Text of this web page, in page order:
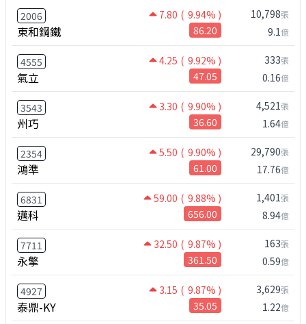
2006 7.80 ( 9.94% )
東和鋼鐵 86.20
10,798張
9.1億
4555 4.25 ( 9.92% )
氣立 47.05
333張
0.16億
3543 3.30 ( 9.90% )
州巧 36.60
4,521張
1.64億
2354 5.50 ( 9.90% )
鴻準 61.00
29,790張
17.76億
6831 59.00 ( 9.88% )
邁科 656.00
1,401張
8.94億
7711 32.50 ( 9.87% )
永擎 361.50
163張
0.59億
4927 3.15 ( 9.87% )
泰鼎-KY 35.05
3,629張
1.22億